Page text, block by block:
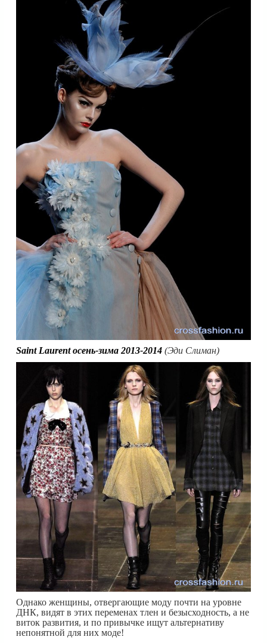
Saint Laurent осень-зима 2013-2014 (Эди Слиман)
Однако женщины, отвергающие моду почти на уровне
ДНК, видят в этих переменах тлен и безысходность, а не
виток развития, и по привычке ищут альтернативу
непонятной для них моде!